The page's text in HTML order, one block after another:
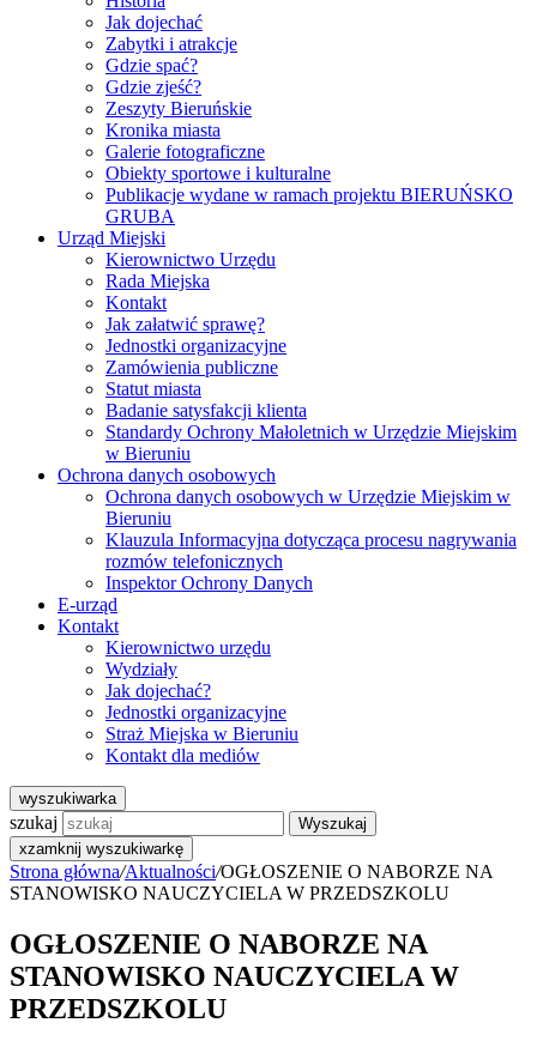
Jak dojechać
Zabytki i atrakcje
Gdzie spać?
Gdzie zjeść?
Zeszyty Bieruńskie
Kronika miasta
Galerie fotograficzne
Obiekty sportowe i kulturalne
Publikacje wydane w ramach projektu BIERUŃSKO
GRUBA
Urząd Miejski
Kierownictwo Urzędu
Rada Miejska
Kontakt
Jak załatwić sprawę?
Jednostki organizacyjne
Zamówienia publiczne
Statut miasta
Badanie satysfakcji klienta
Standardy Ochrony Małoletnich w Urzędzie Miejskim
w Bieruniu
Ochrona danych osobowych
Ochrona danych osobowych w Urzędzie Miejskim w
Bieruniu
Klauzula Informacyjna dotycząca procesu nagrywania
rozmów telefonicznych
Inspektor Ochrony Danych
E-urząd
Kontakt
Kierownictwo urzędu
Wydziały
Jak dojechać?
Jednostki organizacyjne
Straż Miejska w Bieruniu
Kontakt dla mediów
wyszukiwarka
szukaj
Wyszukaj
xzamknij wyszukiwarkę
Strona główna/Aktualności/OGŁOSZENIE O NABORZE NA
STANOWISKO NAUCZYCIELA W PRZEDSZKOLU
OGŁOSZENIE O NABORZE NA
STANOWISKO NAUCZYCIELA W
PRZEDSZKOLU